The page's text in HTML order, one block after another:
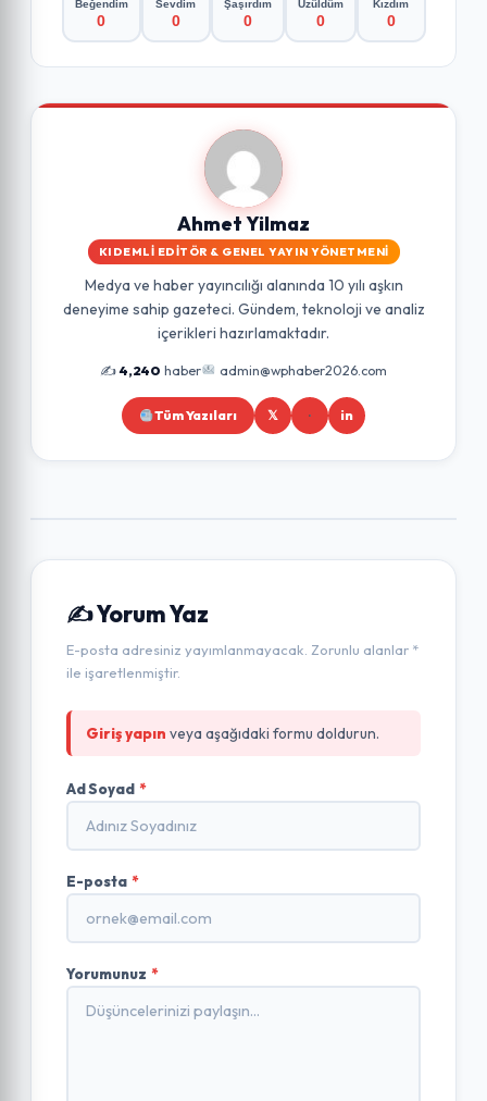
Beğendim
0
Sevdim
0
Şaşırdım
0
Üzüldüm
0
Kızdım
0
Ahmet Yilmaz
KIDEMLI EDITÖR & GENEL YAYIN YÖNETMENI
Medya ve haber yayıncılığı alanında 10 yılı aşkın
deneyime sahip gazeteci. Gündem, teknoloji ve analiz
içerikleri hazırlamaktadır.
✍️4,240 haber admin@wphaber2026.com
Tüm Yazıları 𝕏 in
✍️ Yorum Yaz
E-posta adresiniz yayımlanmayacak. Zorunlu alanlar *
ile işaretlenmiştir.
Giriş yapın veya aşağıdaki formu doldurun.
Ad Soyad *
E-posta *
Yorumunuz *